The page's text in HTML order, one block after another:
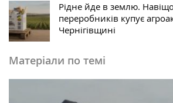
Рідне йде в землю.
переробників купує
Чернігівщині
Матеріали по темі